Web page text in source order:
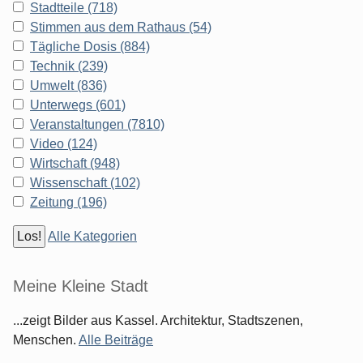
Stadtteile (718)
Stimmen aus dem Rathaus (54)
Tägliche Dosis (884)
Technik (239)
Umwelt (836)
Unterwegs (601)
Veranstaltungen (7810)
Video (124)
Wirtschaft (948)
Wissenschaft (102)
Zeitung (196)
Alle Kategorien
Meine Kleine Stadt
...zeigt Bilder aus Kassel. Architektur, Stadtszenen,
Menschen. Alle Beiträge